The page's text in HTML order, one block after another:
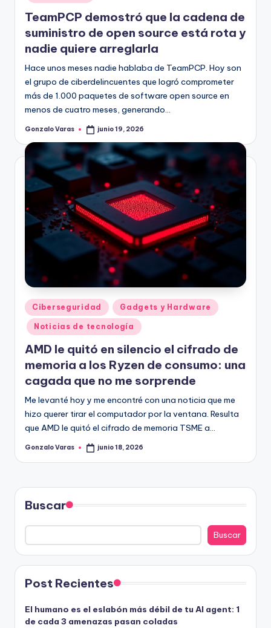
TeamPCP demostró que la cadena de
suministro de open source está rota y
nadie quiere arreglarla
Hace unos meses nadie hablaba de TeamPCP. Hoy son
el grupo de ciberdelincuentes que logró comprometer
más de 1.000 paquetes de software open source en
menos de cuatro meses, generando…
Publicado
Gonzalo Varas junio 19, 2026
Publicado
en
Ciberseguridad Gadgets y Hardware
Noticias de tecnología
AMD le quitó en silencio el cifrado de
memoria a los Ryzen de consumo: una
cagada que no me sorprende
Me levanté hoy y me encontré con una noticia que me
hizo querer tirar el computador por la ventana. Resulta
que AMD le quitó el cifrado de memoria TSME a…
Publicado
Gonzalo Varas junio 18, 2026
Buscar
Buscar
Post Recientes
El humano es el eslabón más débil de tu AI agent: 1
de cada 3 amenazas pasan coladas